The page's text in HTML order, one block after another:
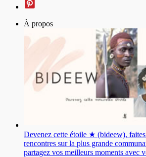
À propos
Devenez cette étoile ★ (bideew),
rencontres sur la plus grande
partagez vos meilleurs moments avec